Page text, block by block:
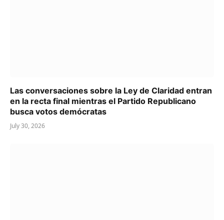
Las conversaciones sobre la Ley de Claridad entran
en la recta final mientras el Partido Republicano
busca votos demócratas
July 30, 2026